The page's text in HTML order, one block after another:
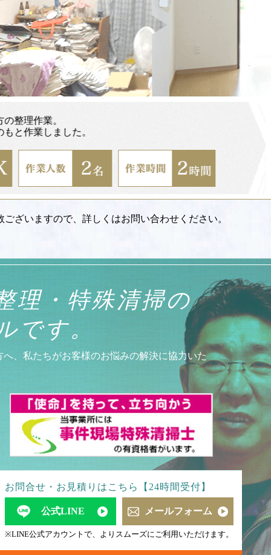
ざいますので、詳しくはお問い合わせください。
理・特殊清掃の
です。
、私たちがお客様のお悩みの解決に協力いた
お問合せ・お見積りはこちら【24時間受付】
公式LINE メールフォーム
※LINE公式アカウントで、よりスムーズにご利用いただけます。